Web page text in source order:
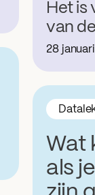
Het is
van
28
Wat
als